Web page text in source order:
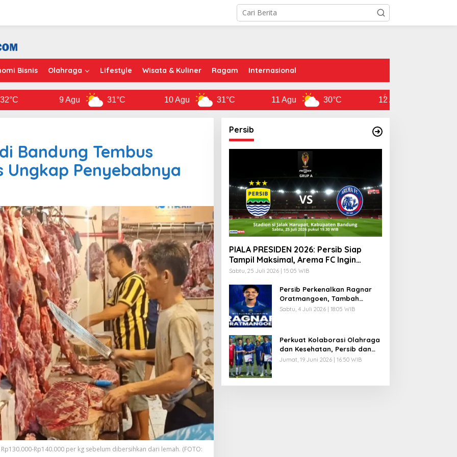
Bisnis Olahraga Lifestyle Wisata & Kuliner Ragam Internasional
31°C 31°C 30°C
Bandung Tembus
Ungkap Penyebabnya
Rp140.000 per kg sebelum dibersihkan dari lemah. (FOTO:
Persib
PIALA PRESIDEN 2026: Persib Siap
Tampil Maksimal, Arema FC Ingin
Lanjutkan Tradisi Juara
Sabtu, 25 Juli 2026 | 15:05 WIB
Persib Perkenalkan Ragnar
Oratmangoen, Tambah
Kekuatan Lini Serang Maung
Sabtu, 4 Juli 2026 | 18:05 WIB
Perkuat Kolaborasi Olahraga
dan Kesehatan, Persib dan
Combiphar Gelar Friendly
Jumat, 19 Juni 2026 | 16:50 WIB